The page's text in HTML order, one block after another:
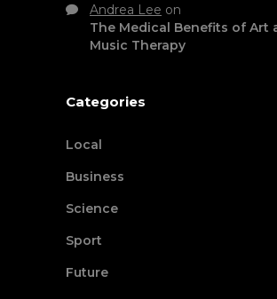
Andrea Lee on
The Medical Benefits of Art
Music Therapy
Categories
Local
Business
Science
Sport
Future